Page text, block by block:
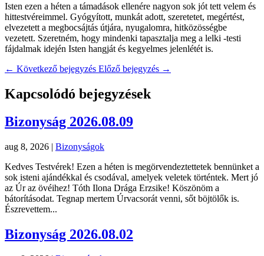
Isten ezen a héten a támadások ellenére nagyon sok jót tett velem és
hittestvéreimmel. Gyógyított, munkát adott, szeretetet, megértést,
elvezetett a megbocsájtás útjára, nyugalomra, hitközösségbe
vezetett. Szeretném, hogy mindenki tapasztalja meg a lelki -testi
fájdalmak idején Isten hangját és kegyelmes jelenlétét is.
← Következő bejegyzés Előző bejegyzés →
Kapcsolódó bejegyzések
Bizonyság 2026.08.09
aug 8, 2026 | Bizonyságok
Kedves Testvérek! Ezen a héten is megörvendeztettetek bennünket a
sok isteni ajándékkal és csodával, amelyek veletek történtek. Mert jó
az Úr az övéihez! Tóth Ilona Drága Erzsike! Köszönöm a
bátorításodat. Tegnap mertem Úrvacsorát venni, sőt böjtölők is.
Észrevettem...
Bizonyság 2026.08.02